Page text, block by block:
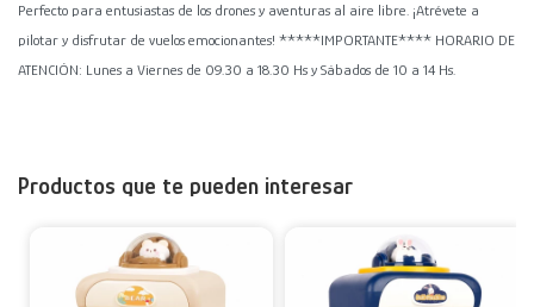
Perfecto para entusiastas de los drones y aventuras al aire libre. ¡Atrévete a
pilotar y disfrutar de vuelos emocionantes! *****IMPORTANTE**** HORARIO DE
ATENCIÓN: Lunes a Viernes de 09.30 a 18.30 Hs y Sábados de 10 a 14 Hs.
Productos que te pueden interesar